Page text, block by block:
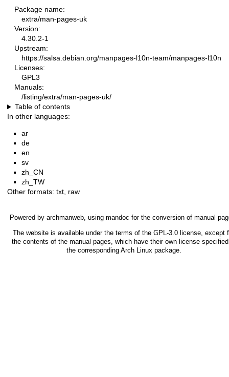
Package name:
extra/man-pages-uk
Version:
4.30.2-1
Upstream:
https://salsa.debian.org/manpages-l10n-team/manpages-l10n
Licenses:
GPL3
Manuals:
/listing/extra/man-pages-uk/
Table of contents
In other languages:
ar
de
en
sv
zh_CN
zh_TW
Other formats: txt, raw
Powered by archmanweb, using mandoc for the conversion of manual
The website is available under the terms of the GPL-3.0 license, except
the contents of the manual pages, which have their own license
the corresponding Arch Linux package.